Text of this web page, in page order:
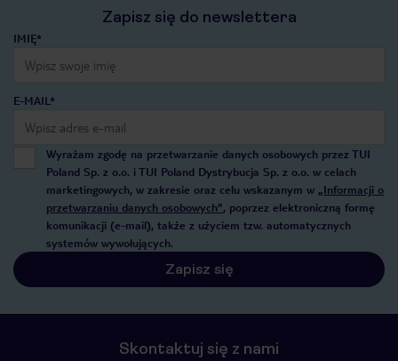
Zapisz się do newslettera
IMIĘ*
E-MAIL*
Wyrażam zgodę na przetwarzanie danych osobowych przez TUI
Poland Sp. z o.o. i TUI Poland Dystrybucja Sp. z o.o. w celach
marketingowych, w zakresie oraz celu wskazanym w „Informacji o
przetwarzaniu danych osobowych”, poprzez elektroniczną formę
komunikacji (e-mail), także z użyciem tzw. automatycznych
systemów wywołujących.
Zapisz się
Skontaktuj się z nami